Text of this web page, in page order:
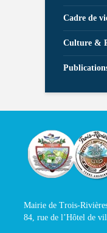
Cadre de
Culture &
Mairie de Trois-
84, rue de l’Hôtel de